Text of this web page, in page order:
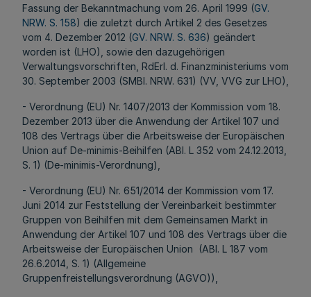
Fassung der Bekanntmachung vom 26. April 1999 (GV.
NRW. S. 158) die zuletzt durch Artikel 2 des Gesetzes
vom 4. Dezember 2012 (GV. NRW. S. 636) geändert
worden ist (LHO), sowie den dazugehörigen
Verwaltungsvorschriften, RdErl. d. Finanzministeriums vom
30. September 2003 (SMBl. NRW. 631) (VV, VVG zur LHO),
- Verordnung (EU) Nr. 1407/2013 der Kommission vom 18.
Dezember 2013 über die Anwendung der Artikel 107 und
108 des Vertrags über die Arbeitsweise der Europäischen
Union auf De-minimis-Beihilfen (ABl. L 352 vom 24.12.2013,
S. 1) (De-minimis-Verordnung),
- Verordnung (EU) Nr. 651/2014 der Kommission vom 17.
Juni 2014 zur Feststellung der Vereinbarkeit bestimmter
Gruppen von Beihilfen mit dem Gemeinsamen Markt in
Anwendung der Artikel 107 und 108 des Vertrags über die
Arbeitsweise der Europäischen Union (ABl. L 187 vom
26.6.2014, S. 1) (Allgemeine
Gruppenfreistellungsverordnung (AGVO)),